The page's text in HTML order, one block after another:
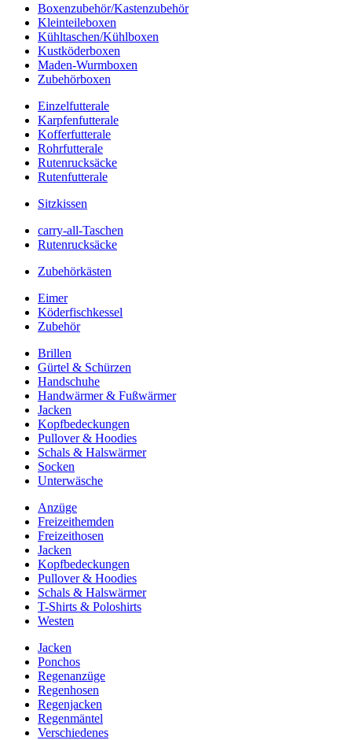
Boxenzubehör/Kastenzubehör
Kleinteileboxen
Kühltaschen/Kühlboxen
Kustköderboxen
Maden-Wurmboxen
Zubehörboxen
Einzelfutterale
Karpfenfutterale
Kofferfutterale
Rohrfutterale
Rutenrucksäcke
Rutenfutterale
Sitzkissen
carry-all-Taschen
Rutenrucksäcke
Zubehörkästen
Eimer
Köderfischkessel
Zubehör
Brillen
Gürtel & Schürzen
Handschuhe
Handwärmer & Fußwärmer
Jacken
Kopfbedeckungen
Pullover & Hoodies
Schals & Halswärmer
Socken
Unterwäsche
Anzüge
Freizeithemden
Freizeithosen
Jacken
Kopfbedeckungen
Pullover & Hoodies
Schals & Halswärmer
T-Shirts & Poloshirts
Westen
Jacken
Ponchos
Regenanzüge
Regenhosen
Regenjacken
Regenmäntel
Verschiedenes